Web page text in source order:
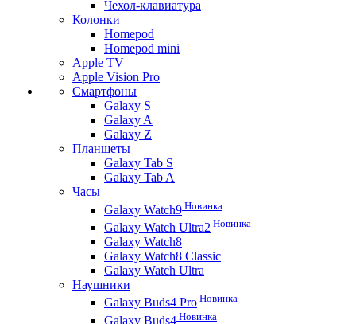
Чехол-клавиатура
Колонки
Homepod
Homepod mini
Apple TV
Apple Vision Pro
Смартфоны
Galaxy S
Galaxy A
Galaxy Z
Планшеты
Galaxy Tab S
Galaxy Tab A
Часы
Galaxy Watch9 Новинка
Galaxy Watch Ultra2 Новинка
Galaxy Watch8
Galaxy Watch8 Classic
Galaxy Watch Ultra
Наушники
Galaxy Buds4 Pro Новинка
Galaxy Buds4 Новинка